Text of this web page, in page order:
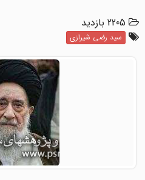
2205 بازدید
سید رضی شیرازی